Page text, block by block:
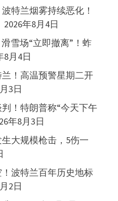
特兰烟雾持续恶化！
2026年8月4日
雪场“立即撤离”！蚱
8月4日
！高温预警星期二开
3日
！特朗普称“今天下午
年8月3日
大规模枪击，5伤一
波特兰百年历史地标
2日